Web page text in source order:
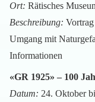
Ort: Rätisches
Beschreibung:
Umgang mit
Informationen
«GR 1925» – 100
Datum: 24. Oktober